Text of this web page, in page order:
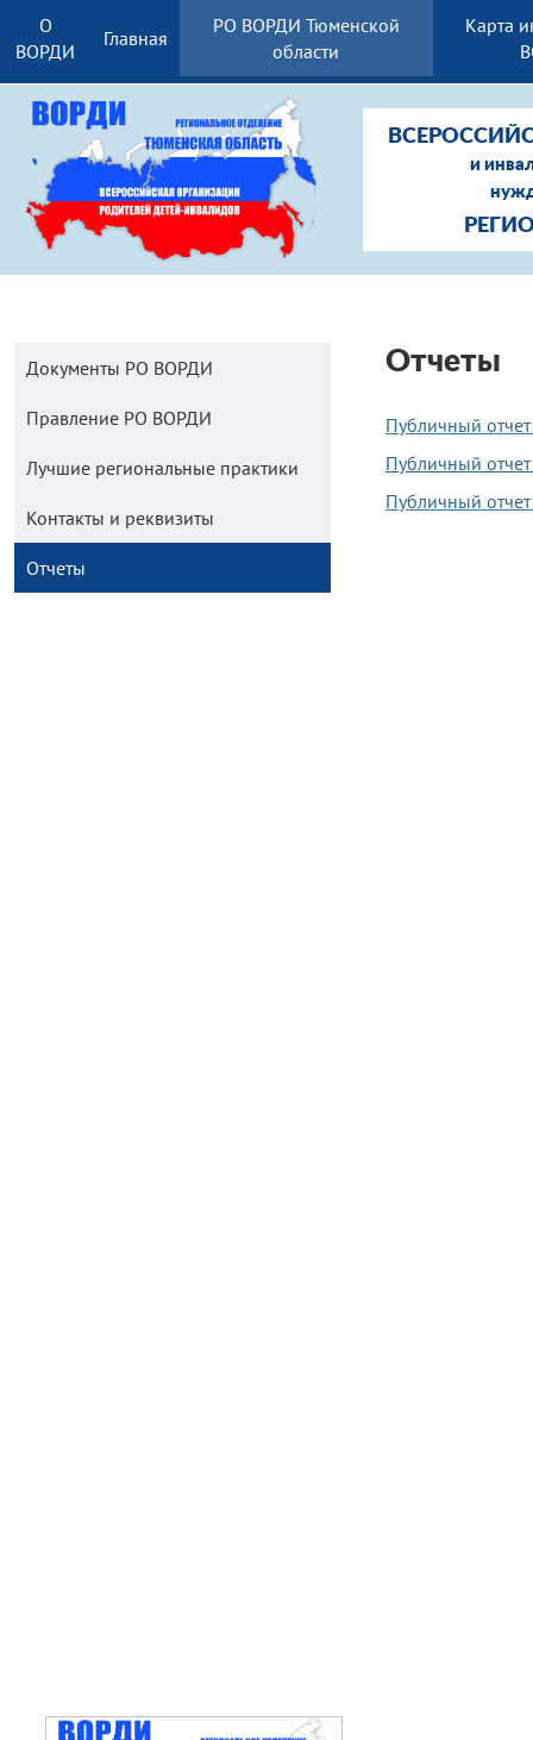
О
ВОРДИ
Главная
РО ВОРДИ Тюменской
области
Карта
и
Публичный
Публичный
Публичный
Отчеты
Документы РО ВОРДИ
Правление РО ВОРДИ
Лучшие региональные практики
Контакты и реквизиты
Отчеты